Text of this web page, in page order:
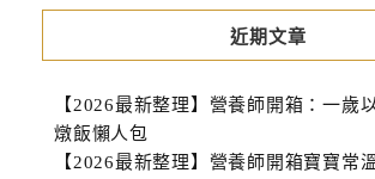
近期文章
【2026最新整理】營養師開箱：一歲
燉飯懶人包
【2026最新整理】營養師開箱寶寶常